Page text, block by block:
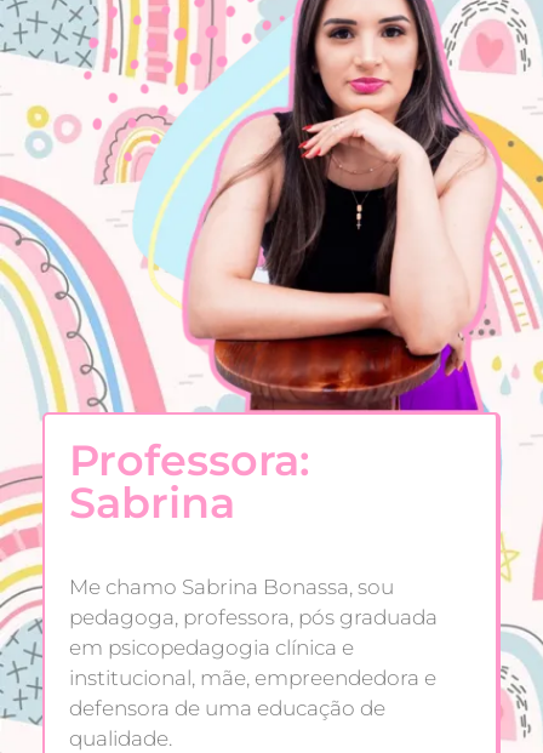
Professora:
Sabrina
Me chamo Sabrina Bonassa, sou
pedagoga, professora, pós graduada
em psicopedagogia clínica e
institucional, mãe, empreendedora e
defensora de uma educação de
qualidade.